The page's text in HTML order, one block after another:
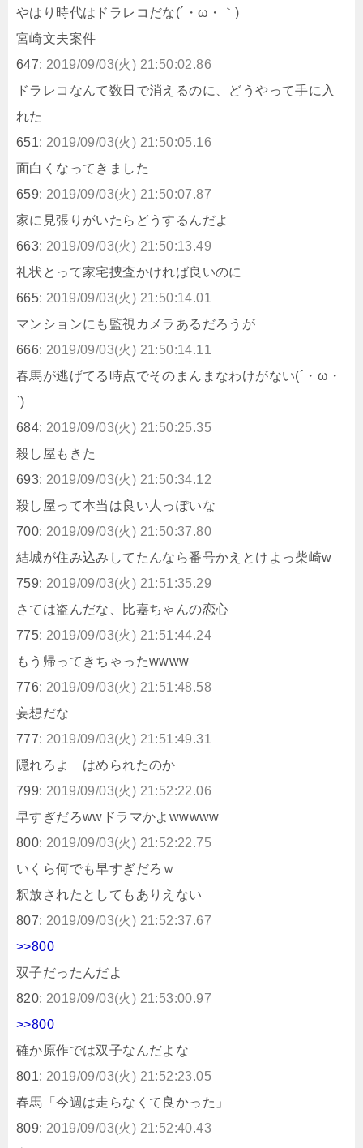
やはり時代はドラレコだな(´・ω・｀)
宮崎文夫案件
647: 2019/09/03(火) 21:50:02.86
ドラレコなんて数日で消えるのに、どうやって手に入
れた
651: 2019/09/03(火) 21:50:05.16
面白くなってきました
659: 2019/09/03(火) 21:50:07.87
家に見張りがいたらどうするんだよ
663: 2019/09/03(火) 21:50:13.49
礼状とって家宅捜査かければ良いのに
665: 2019/09/03(火) 21:50:14.01
マンションにも監視カメラあるだろうが
666: 2019/09/03(火) 21:50:14.11
春馬が逃げてる時点でそのまんまなわけがない(´・ω・
`)
684: 2019/09/03(火) 21:50:25.35
殺し屋もきた
693: 2019/09/03(火) 21:50:34.12
殺し屋って本当は良い人っぽいな
700: 2019/09/03(火) 21:50:37.80
結城が住み込みしてたんなら番号かえとけよっ柴崎w
759: 2019/09/03(火) 21:51:35.29
さては盗んだな、比嘉ちゃんの恋心
775: 2019/09/03(火) 21:51:44.24
もう帰ってきちゃったwwww
776: 2019/09/03(火) 21:51:48.58
妄想だな
777: 2019/09/03(火) 21:51:49.31
隠れろよ はめられたのか
799: 2019/09/03(火) 21:52:22.06
早すぎだろwwドラマかよwwwww
800: 2019/09/03(火) 21:52:22.75
いくら何でも早すぎだろｗ
釈放されたとしてもありえない
807: 2019/09/03(火) 21:52:37.67
>>800
双子だったんだよ
820: 2019/09/03(火) 21:53:00.97
>>800
確か原作では双子なんだよな
801: 2019/09/03(火) 21:52:23.05
春馬「今週は走らなくて良かった」
809: 2019/09/03(火) 21:52:40.43